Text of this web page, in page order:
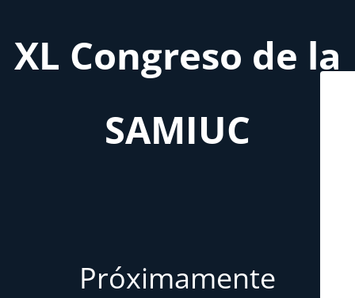
XL Congreso de la
SAMIUC
Próximamente